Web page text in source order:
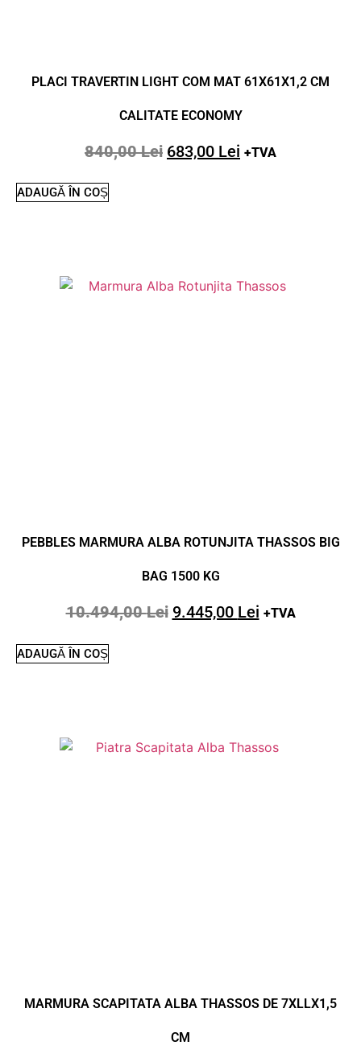
PLACI TRAVERTIN LIGHT COM MAT 61X61X1,2 CM
CALITATE ECONOMY
840,00Lei 683,00 Lei +TVA
ADAUGĂ ÎN COȘ
PEBBLES MARMURA ALBA ROTUNJITA THASSOS BIG
BAG 1500 KG
10.494,00Lei 9.445,00 Lei +TVA
ADAUGĂ ÎN COȘ
MARMURA SCAPITATA ALBA THASSOS DE 7XLLX1,5
CM